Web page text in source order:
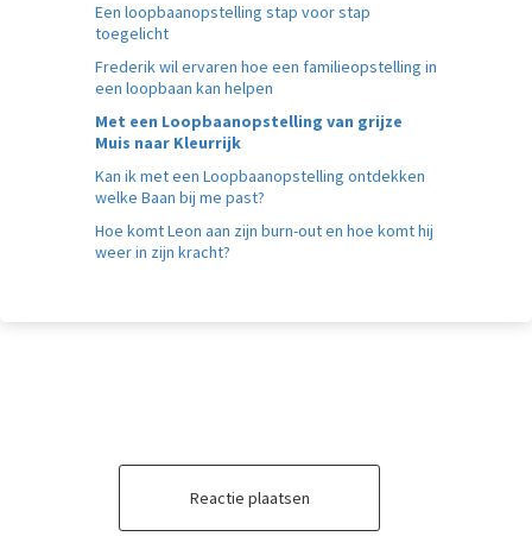
Een loopbaanopstelling stap voor stap
toegelicht
Frederik wil ervaren hoe een familieopstelling in
een loopbaan kan helpen
Met een Loopbaanopstelling van grijze
Muis naar Kleurrijk
Kan ik met een Loopbaanopstelling ontdekken
welke Baan bij me past?
Hoe komt Leon aan zijn burn-out en hoe komt hij
weer in zijn kracht?
Reactie plaatsen